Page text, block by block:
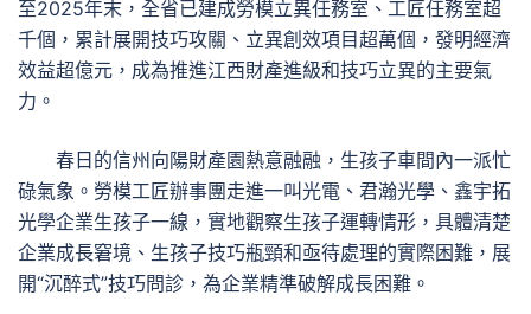
至2025年末，全省已建成勞模立異任務室、工匠任務室超
千個，累計展開技巧攻關、立異創效項目超萬個，發明經濟
效益超億元，成為推進江西財產進級和技巧立異的主要氣
力。
春日的信州向陽財產園熱意融融，生孩子車間內一派忙
碌氣象。勞模工匠辦事團走進一叫光電、君瀚光學、鑫宇拓
光學企業生孩子一線，實地觀察生孩子運轉情形，具體清楚
企業成長窘境、生孩子技巧瓶頸和亟待處理的實際困難，展
開“沉醉式”技巧問診，為企業精準破解成長困難。